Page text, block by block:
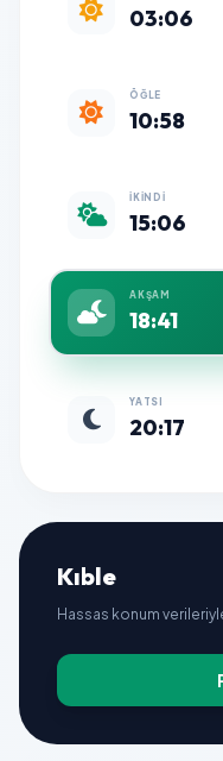
03:06
ÖĞLE
10:58
İKINDI
15:06
AKŞAM
18:41
YATSI
20:17
Kıble
Hassas konum